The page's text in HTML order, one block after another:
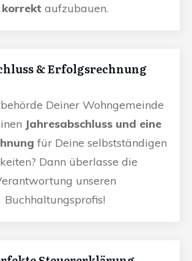
korrekt aufzubauen.
& Erfolgsrechnung
Deiner Wohngemeinde
Jahresabschluss und eine
für Deine selbstständigen
Dann überlasse die
unseren
Buchhaltungsprofis!